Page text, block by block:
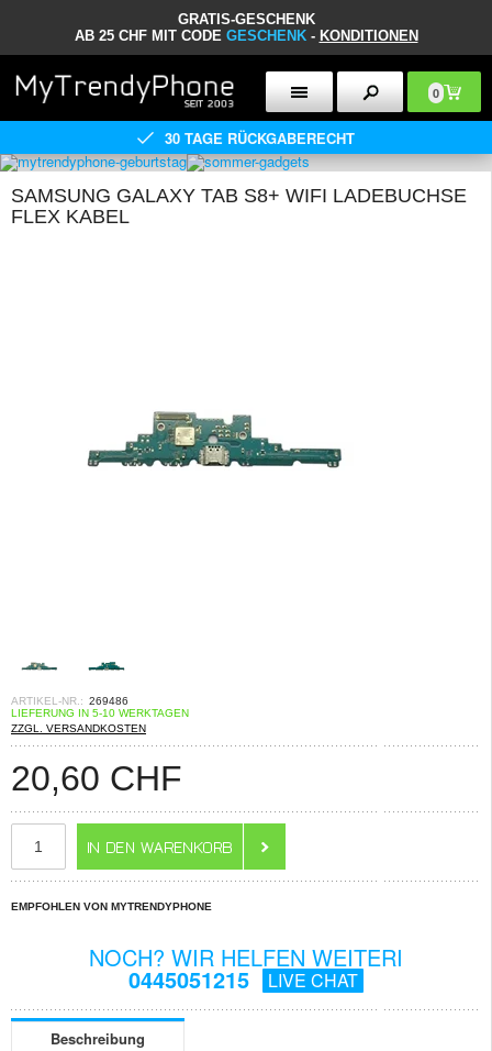
GRATIS-GESCHENK
AB 25 CHF MIT CODE GESCHENK- KONDITIONEN
0
30 TAGE RÜCKGABERECHT
SAMSUNG GALAXY TAB S8+ WIFI LADEBUCHSE
FLEX KABEL
ARTIKEL-NR.: 269486
LIEFERUNG IN 5-10 WERKTAGEN
ZZGL. VERSANDKOSTEN
20,60 CHF
EMPFOHLEN VON MYTRENDYPHONE
NOCH? WIR HELFEN WEITERI
0445051215 LIVE CHAT
Beschreibung